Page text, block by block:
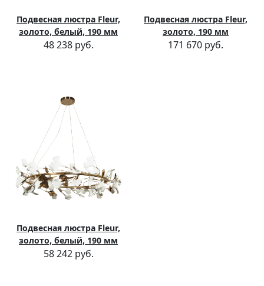
Подвесная люстра Fleur,
золото, белый, 190 мм
48 238 руб.
Подвесная люстра Fleur,
золото, 190 мм
171 670 руб.
Подвесная люстра Fleur,
золото, белый, 190 мм
58 242 руб.